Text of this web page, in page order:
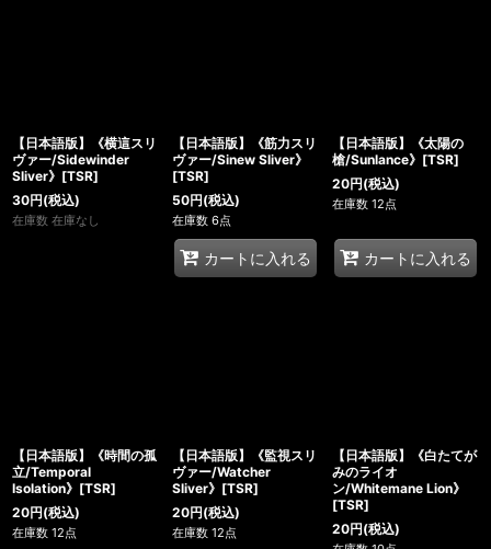
【日本語版】《横這スリ
ヴァー/Sidewinder
Sliver》[TSR]
30円(税込)
在庫数 在庫なし
【日本語版】《筋力スリ
ヴァー/Sinew Sliver》
[TSR]
50円(税込)
在庫数 6点
カートに入れる
【日本語版】《太陽の
槍/Sunlance》[TSR]
20円(税込)
在庫数 12点
カートに入れる
【日本語版】《時間の孤
立/Temporal
Isolation》[TSR]
20円(税込)
在庫数 12点
【日本語版】《監視スリ
ヴァー/Watcher
Sliver》[TSR]
20円(税込)
在庫数 12点
【日本語版】《白たてが
みのライオ
ン/Whitemane Lion》
[TSR]
20円(税込)